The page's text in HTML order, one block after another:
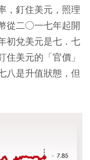
，釘住美元，照理
從二○一七年起開
初兌美元是七．七
住美元的「官價」
八是升值狀態，但